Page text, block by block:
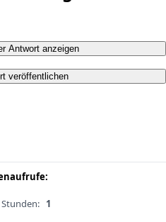
Antwort anzeigen
veröffentlichen
1